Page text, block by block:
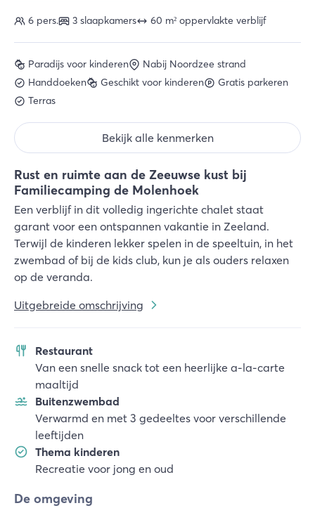
Rust en ruimte aan de Zeeuwse kust bij
Familiecamping de Molenhoek
Een verblijf in dit volledig ingerichte chalet staat
garant voor een ontspannen vakantie in Zeeland.
Terwijl de kinderen lekker spelen in de speeltuin, in het
zwembad of bij de kids club, kun je als ouders relaxen
op de veranda.
Uitgebreide omschrijving
Restaurant
Van een snelle snack tot een heerlijke a-la-carte
maaltijd
Buitenzwembad
Verwarmd en met 3 gedeeltes voor verschillende
leeftijden
Thema kinderen
Recreatie voor jong en oud
Paradijs voor kinderen
Nabij Noordzee strand
Handdoeken
Geschikt voor kinderen
Gratis parkeren
Terras
Bekijk alle kenmerken
6 pers. 3 slaapkamers 60 m² oppervlakte verblijf
De omgeving